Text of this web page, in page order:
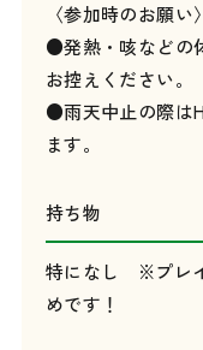
〈参加時のお願い〉
●発熱・咳などの
お控えください。
●雨天中止の際は
ます。
持ち物
特になし ※プレ
めです！